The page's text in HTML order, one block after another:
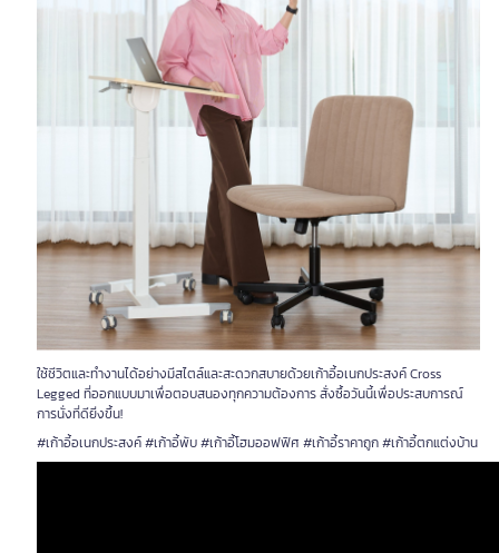
ใช้ชีวิตและทำงานได้อย่างมีสไตล์และสะดวกสบายด้วยเก้าอี้อเนกประสงค์ Cross
Legged ที่ออกแบบมาเพื่อตอบสนองทุกความต้องการ สั่งซื้อวันนี้เพื่อประสบการณ์
การนั่งที่ดียิ่งขึ้น!
#เก้าอี้อเนกประสงค์ #เก้าอี้พับ #เก้าอี้โฮมออฟฟิศ #เก้าอี้ราคาถูก #เก้าอี้ตกแต่งบ้าน